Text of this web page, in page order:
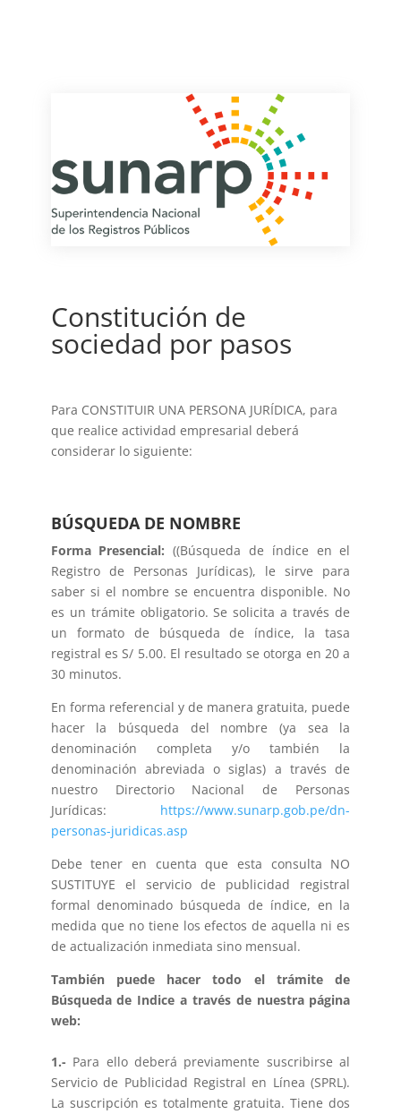
Constitución de
sociedad por pasos
Para CONSTITUIR UNA PERSONA JURÍDICA, para
que realice actividad empresarial deberá
considerar lo siguiente:
BÚSQUEDA DE NOMBRE
Forma Presencial:((Búsqueda de índice en el
Registro de Personas Jurídicas), le sirve para
saber si el nombre se encuentra disponible. No
es un trámite obligatorio. Se solicita a través de
un formato de búsqueda de índice, la tasa
registral es S/ 5.00. El resultado se otorga en 20 a
30 minutos.
En forma referencial y de manera gratuita, puede
hacer la búsqueda del nombre (ya sea la
denominación completa y/o también la
denominación abreviada o siglas) a través de
nuestro Directorio Nacional de Personas
Jurídicas: https://www.sunarp.gob.pe/dn-
personas-juridicas.asp
Debe tener en cuenta que esta consulta NO
SUSTITUYE el servicio de publicidad registral
formal denominado búsqueda de índice, en la
medida que no tiene los efectos de aquella ni es
de actualización inmediata sino mensual.
También puede hacer todo el trámite de
Búsqueda de Indice a través de nuestra página
web:
1.- Para ello deberá previamente suscribirse al
Servicio de Publicidad Registral en Línea (SPRL).
La suscripción es totalmente gratuita. Tiene dos